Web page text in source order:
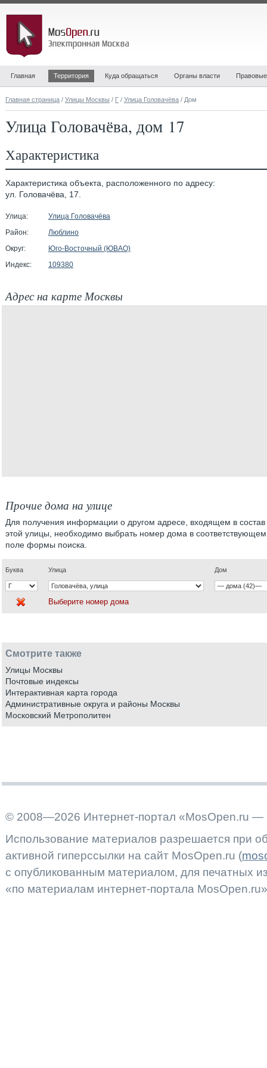
Главная Территория Куда обращаться Органы власти
Главная страница / Улицы Москвы / Г / Улица Головачёва / Дом
Улица Головачёва, дом 17
Характеристика
Характеристика объекта, расположенного по адресу:
ул. Головачёва, 17.
Улица:
Улица Головачёва
Район:
Люблино
Округ:
Юго-Восточный (ЮВАО)
Индекс:
109380
Адрес на карте Москвы
Прочие дома на улице
Для получения информации о другом адресе, входящем в состав
этой улицы, необходимо выбрать номер дома в соответствующем
поле формы поиска.
Буква Улица Дом
Выберите номер дома
Смотрите также
Улицы Москвы
Почтовые индексы
Интерактивная карта города
Административные округа и районы Москвы
Московский Метрополитен
© 2008—2026 Интернет-портал «MosOpen.ru —
Использование материалов разрешается при
активной гиперссылки на сайт MosOpen.ru (
с опубликованным материалом, для печатных
«по материалам интернет-портала